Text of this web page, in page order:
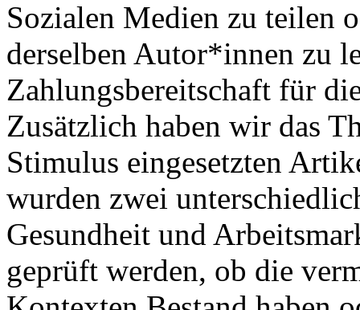
Sozialen Medien zu teilen
derselben Autor*innen zu
Zahlungsbereitschaft für
Zusätzlich haben wir das
Stimulus eingesetzten
wurden zwei
Gesundheit und
geprüft werden, ob die